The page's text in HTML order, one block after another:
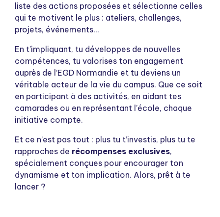
liste des actions proposées et sélectionne celles
qui te motivent le plus : ateliers, challenges,
projets, événements…
En t’impliquant, tu développes de nouvelles
compétences, tu valorises ton engagement
auprès de l’EGD Normandie et tu deviens un
véritable acteur de la vie du campus. Que ce soit
en participant à des activités, en aidant tes
camarades ou en représentant l’école, chaque
initiative compte.
Et ce n’est pas tout : plus tu t’investis, plus tu te
rapproches de récompenses exclusives,
spécialement conçues pour encourager ton
dynamisme et ton implication. Alors, prêt à te
lancer ?